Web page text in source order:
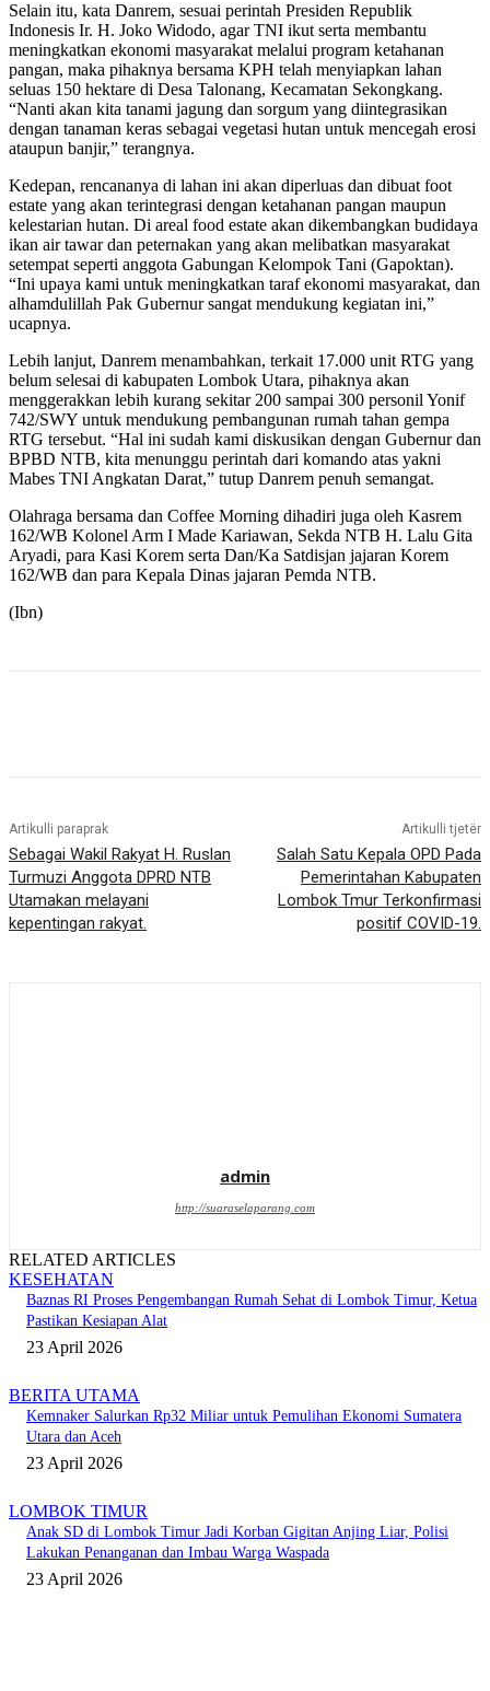
Selain itu, kata Danrem, sesuai perintah Presiden Republik
Indonesis Ir. H. Joko Widodo, agar TNI ikut serta membantu
meningkatkan ekonomi masyarakat melalui program ketahanan
pangan, maka pihaknya bersama KPH telah menyiapkan lahan
seluas 150 hektare di Desa Talonang, Kecamatan Sekongkang.
“Nanti akan kita tanami jagung dan sorgum yang diintegrasikan
dengan tanaman keras sebagai vegetasi hutan untuk mencegah erosi
ataupun banjir,” terangnya.
Kedepan, rencananya di lahan ini akan diperluas dan dibuat foot
estate yang akan terintegrasi dengan ketahanan pangan maupun
kelestarian hutan. Di areal food estate akan dikembangkan budidaya
ikan air tawar dan peternakan yang akan melibatkan masyarakat
setempat seperti anggota Gabungan Kelompok Tani (Gapoktan).
“Ini upaya kami untuk meningkatkan taraf ekonomi masyarakat, dan
alhamdulillah Pak Gubernur sangat mendukung kegiatan ini,”
ucapnya.
Lebih lanjut, Danrem menambahkan, terkait 17.000 unit RTG yang
belum selesai di kabupaten Lombok Utara, pihaknya akan
menggerakkan lebih kurang sekitar 200 sampai 300 personil Yonif
742/SWY untuk mendukung pembangunan rumah tahan gempa
RTG tersebut. “Hal ini sudah kami diskusikan dengan Gubernur dan
BPBD NTB, kita menunggu perintah dari komando atas yakni
Mabes TNI Angkatan Darat,” tutup Danrem penuh semangat.
Olahraga bersama dan Coffee Morning dihadiri juga oleh Kasrem
162/WB Kolonel Arm I Made Kariawan, Sekda NTB H. Lalu Gita
Aryadi, para Kasi Korem serta Dan/Ka Satdisjan jajaran Korem
162/WB dan para Kepala Dinas jajaran Pemda NTB.
(Ibn)
Artikulli paraprak
Sebagai Wakil Rakyat H. Ruslan
Turmuzi Anggota DPRD NTB
Utamakan melayani
kepentingan rakyat.
Artikulli tjetër
Salah Satu Kepala OPD Pada
Pemerintahan Kabupaten
Lombok Tmur Terkonfirmasi
positif COVID-19.
admin
http://suaraselaparang.com
RELATED ARTICLES
KESEHATAN
Baznas RI Proses Pengembangan Rumah Sehat di Lombok Timur, Ketua
Pastikan Kesiapan Alat
23 April 2026
BERITA UTAMA
Kemnaker Salurkan Rp32 Miliar untuk Pemulihan Ekonomi Sumatera
Utara dan Aceh
23 April 2026
LOMBOK TIMUR
Anak SD di Lombok Timur Jadi Korban Gigitan Anjing Liar, Polisi
Lakukan Penanganan dan Imbau Warga Waspada
23 April 2026